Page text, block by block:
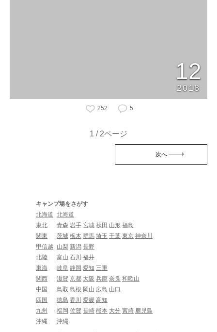
12
2018
252 5
1 / 2ページ
次へ
キャンプ場をさがす
北海道 北海道
東北
青森 岩手 宮城 秋田 山形 福島
関東
茨城 栃木 群馬 埼玉 千葉 東京 神奈川
甲信越
山梨 新潟 長野
北陸
富山 石川 福井
東海
岐阜 静岡 愛知 三重
関西
滋賀 京都 大阪 兵庫 奈良 和歌山
中国
鳥取 島根 岡山 広島 山口
四国
徳島 香川 愛媛 高知
九州
福岡 佐賀 長崎 熊本 大分 宮崎 鹿児島
沖縄
沖縄